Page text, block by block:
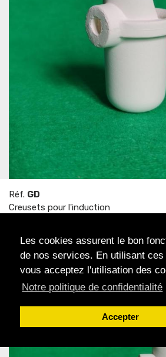
Les cookies assurent le bon
de nos services. En utilisant ces
vous acceptez l'utilisation des
Notre politique de confidentialité
Accepter
Réf. GD
Creusets pour l'induction
Compatible machine de type
Acheter